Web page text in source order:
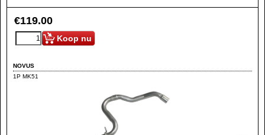
€119.00
Koop nu
NOVUS
1P MK51